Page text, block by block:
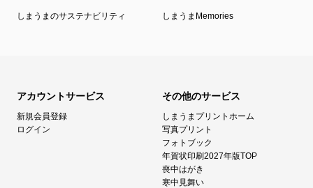
しまうまのサステナビリティ しまうまMemories
アカウントサービス
新規会員登録
ログイン
その他のサービス
しまうまプリントホーム
写真プリント
フォトブック
年賀状印刷2027年版TOP
喪中はがき
寒中見舞い